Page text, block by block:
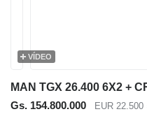
VÍDEO
MAN TGX 26.400 6X2 +
Gs. 154.800.000
EUR 22.500